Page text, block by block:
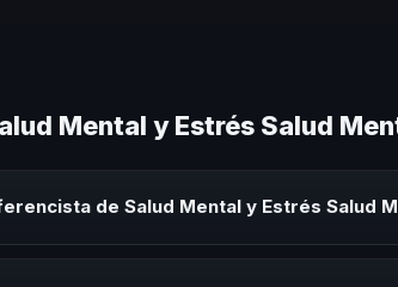
Mental y Estrés Salud
de Salud Mental y Estrés Salud